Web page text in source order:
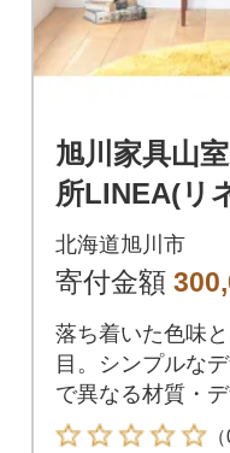
旭川家具山
所LINEA(リ
09サイドテ
ォールナット
北海道旭川市
寄付金額
落ち着いた色味
目。シンプルな
で異なる材質・
ンテリアとも調和
（